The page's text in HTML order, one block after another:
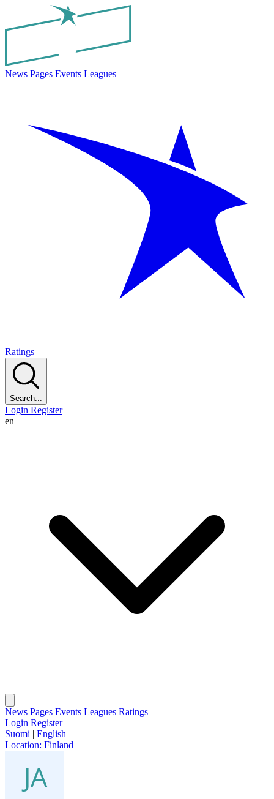
News Pages Events Leagues
Ratings
Search...
Login Register
en
News Pages Events Leagues Ratings
Login Register
Suomi | English
Location: Finland